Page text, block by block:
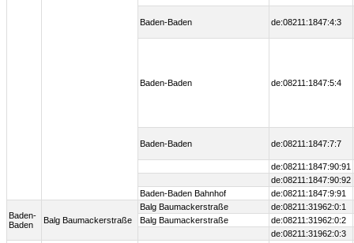
Baden-Baden de:08211:1847:4:3
Baden-Baden de:08211:1847:5:4
Baden-Baden de:08211:1847:7:7
de:08211:1847:90:91
de:08211:1847:90:92
Baden-Baden Bahnhof
de:08211:1847:9:91
Baden-
Baden
Balg Baumackerstraße
Balg Baumackerstraße
de:08211:31962:0:1
Balg Baumackerstraße
de:08211:31962:0:2
de:08211:31962:0:3